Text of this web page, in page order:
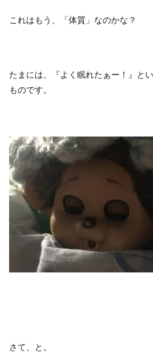
これはもう、「体質」なのかな？
たまには、『よく眠れたぁー！』と
ものです。
さて、と。